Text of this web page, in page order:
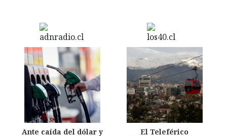
Ante caída del dólar y
El Teleférico